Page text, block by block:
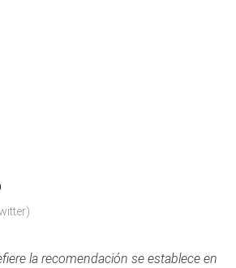
la recomendación se establece en